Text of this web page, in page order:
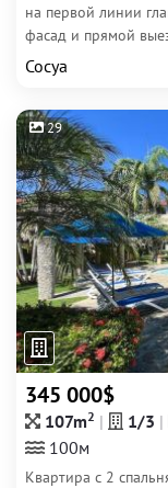
на первой линии
фасад и прямой
Сосуа
29
345 000$
107m2 1/3
100м
Квартира с 2